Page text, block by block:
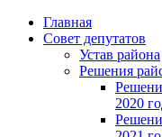
Главная
Совет депутатов
Устав района
Решения
2020